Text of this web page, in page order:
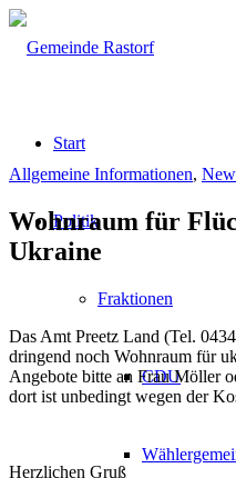
Start
Politik
Fraktionen
CDU
Allgemeine Informationen,
Wohnraum für
Ukraine
Das Amt Preetz Land (Tel.
dringend noch Wohnraum für
Angebote bitte an Frau Möller
dort ist unbedingt wegen der
Herzlichen Gruß